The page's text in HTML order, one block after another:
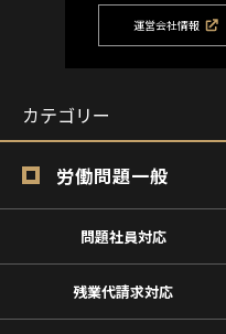
運営会社情報
カテゴリー
労働問題一般
問題社員対応
残業代請求対応